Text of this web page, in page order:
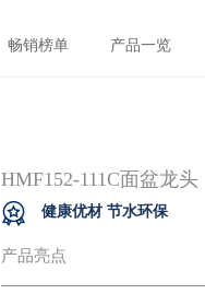
畅销榜单 产品一览
HMF152-111C面盆龙头
健康优材 节水环保
产品亮点